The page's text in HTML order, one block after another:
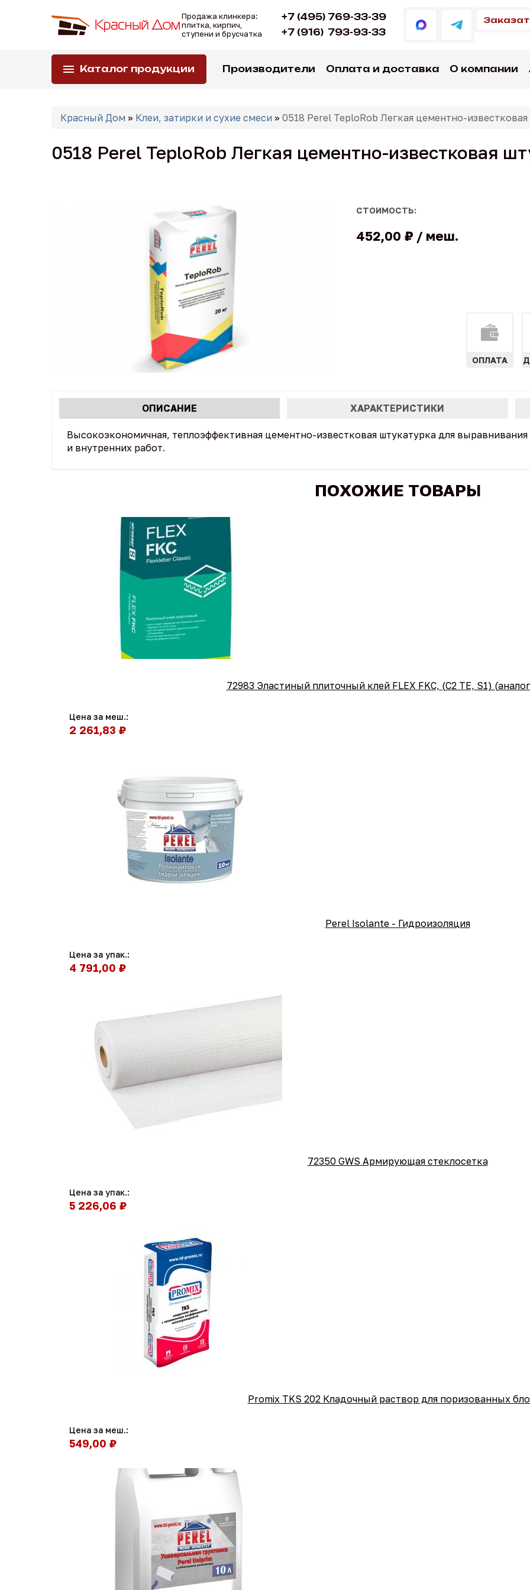
Продажа клинкера:
плитка, кирпич,
ступени и брусчатка
+7 (495) 769-33-39
+7 (916) 793-93-33
Каталог продукции Производители Оплата и доставка О компании
Вы
Красный Дом » Клеи, затирки и сухие смеси » 0518 Perel TeploRob Легкая цементно-
0518 Perel TeploRob Легкая цементно-известковая
СТОИМОСТЬ:
452,00 ₽ меш.
ОПЛАТА
Характеристики
табы
ОПИСАНИЕ
ВКЛАДКА)
ХАРАКТЕРИСТИКИ
Высокоэкономичная, теплоэффективная цементно-известковая штукатурка для
и внутренних работ.
ПОХОЖИЕ ТОВАРЫ
72983 Эластиный плиточный клей FLEX FKC, (С2 ТЕ, S1)
Цена за меш.:
2 261,83 ₽
Perel Isolante - Гидроизоляция
Цена за упак.:
4 791,00 ₽
72350 GWS Армирующая стеклосетка
Цена за упак.:
5 226,06 ₽
Promix TKS 202 Кладочный раствор для поризованных
Цена за меш.:
549,00 ₽